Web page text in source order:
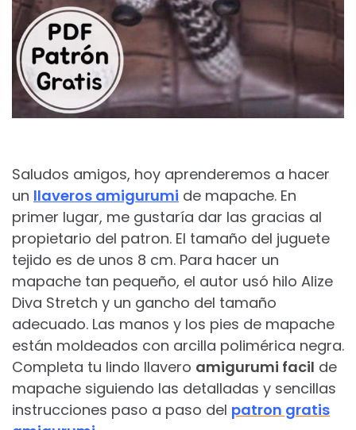
Saludos amigos, hoy aprenderemos a hacer
un llaveros amigurumi de mapache. En
primer lugar, me gustaría dar las gracias al
propietario del patron. El tamaño del juguete
tejido es de unos 8 cm. Para hacer un
mapache tan pequeño, el autor usó hilo Alize
Diva Stretch y un gancho del tamaño
adecuado. Las manos y los pies de mapache
están moldeados con arcilla polimérica negra.
Completa tu lindo llavero amigurumi facil de
mapache siguiendo las detalladas y sencillas
instrucciones paso a paso del patron gratis